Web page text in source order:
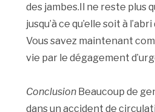
des jambes.Il ne reste plus
jusqu’à ce qu’elle soit à
Vous savez maintenant
vie par le dégagement
Conclusion Beaucoup de
dans un accident de